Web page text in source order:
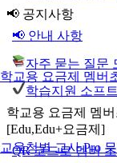
학교용 요금제 멤버
교육청별 교사 Pro
📢 공지사항
📢 안내 사항
자주 묻는 질문
학습지원 소프
학교용 요금제 멤
[Edu,Edu+요금제]
QR 코드로 멤버